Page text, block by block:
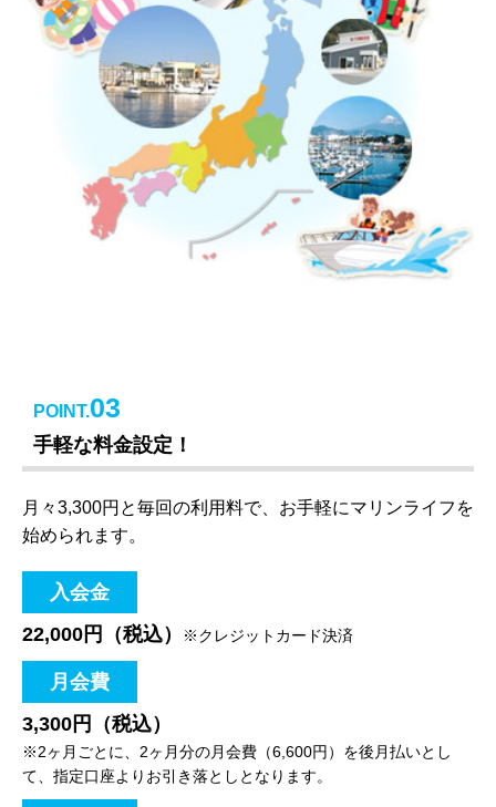
POINT.03
手軽な料金設定！
月々3,300円と毎回の利用料で、お手軽にマリンライフを
始められます。
入会金
22,000円（税込）
※クレジットカード決済
月会費
3,300円（税込）
※2ヶ月ごとに、2ヶ月分の月会費（6,600円）を後月払いとし
て、指定口座よりお引き落としとなります。